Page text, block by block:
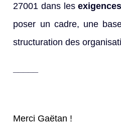
27001 dans les
poser un cadre, une
structuration des
Merci Gaëtan !